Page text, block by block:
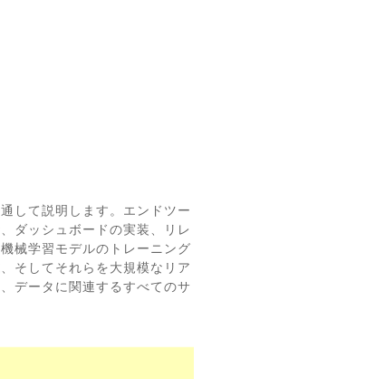
して説明します。エンドツー
ダッシュボードの実装、リレ
械学習モデルのトレーニング
そしてそれらを大規模なリア
データに関連するすべてのサ